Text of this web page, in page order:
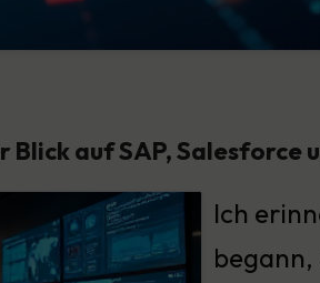
Blick auf SAP, Salesforce
Ich